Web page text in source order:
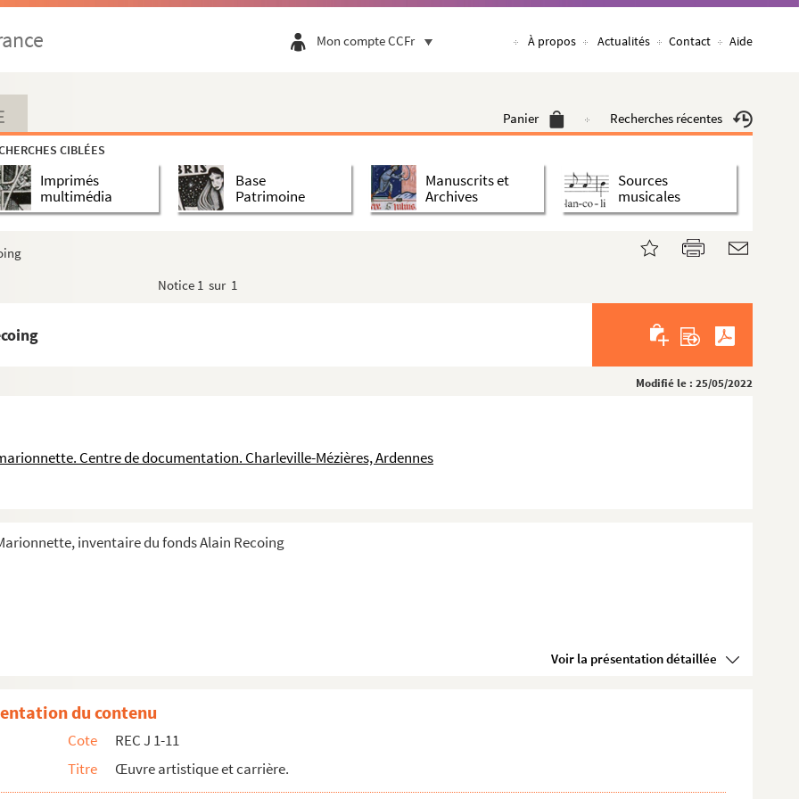
Mon compte CCFr À propos Actualités Contact Aide
Panier Recherches récentes
CIBLÉES
Imprimés
multimédia
Base
Patrimoine
Manuscrits et
Archives
Sources
musicales
Notice 1 sur 1
Modifié le : 25/05/2022
Centre de documentation. Charleville-Mézières, Ardennes
inventaire du fonds Alain Recoing
Voir la présentation détaillée
Letellier pour représenter Manipulsations
Mourocq pour représenter Manipulsations
Simsen pour représenter Manipulsations
Varela pour représenter Manipulsations
Bonnemaison pour représenter Manipulsations
Leclerc sur Manipulsations
Devaux
d'Avignon à Alain Recoing sur Manipulsations
du contenu
Cote
REC J 1-11
Titre
Œuvre artistique et carrière.